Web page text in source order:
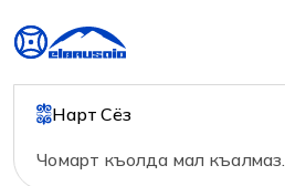
Нарт Сёз
Чомарт къолда мал къалмаз.